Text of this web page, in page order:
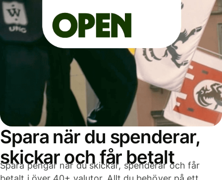
Spara när du spenderar,
skickar och får betalt
Spara pengar när du skickar, spenderar och får